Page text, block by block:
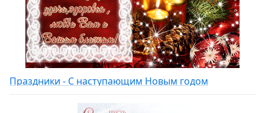
Праздники - С наступающим Новым годом